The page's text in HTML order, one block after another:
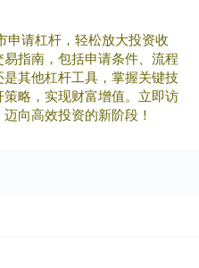
申请杠杆，轻松放大投资收
指南，包括申请条件、流程
其他杠杆工具，掌握关键技
略，实现财富增值。立即访
向高效投资的新阶段！